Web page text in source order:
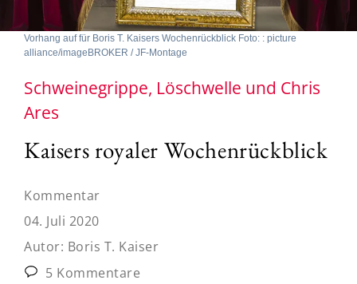
Vorhang auf für Boris T. Kaisers Wochenrückblick Foto: : picture
alliance/imageBROKER / JF-Montage
Schweinegrippe, Löschwelle und Chris
Ares
Kaisers royaler Wochenrückblick
Kommentar
04. Juli 2020
Autor: Boris T. Kaiser
5 Kommentare